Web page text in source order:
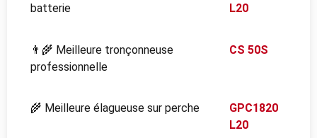
batterie
L20
👨‍🌾 Meilleure tronçonneuse
professionnelle
CS 50S
🌾 Meilleure élagueuse sur perche
GPC1820
L20